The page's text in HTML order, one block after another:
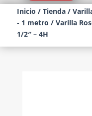
Inicio / Tienda/
- 1 metro / Varilla
1/2″ – 4H